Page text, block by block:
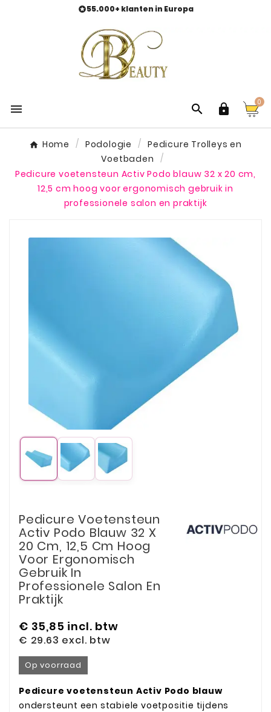
55.000+ klanten in Europa
   0
Home Podologie
Pedicure Trolleys en
Voetbaden
Pedicure voetensteun Activ Podo blauw 32 x 20 cm,
12,5 cm hoog voor ergonomisch gebruik in
professionele salon en praktijk
Pedicure Voetensteun
Activ Podo Blauw 32 X
20 Cm, 12,5 Cm Hoog
Voor Ergonomisch
Gebruik In
Professionele Salon En
Praktijk
€ 35,85 incl. btw
€ 29.63 excl. btw
Op voorraad
Pedicure voetensteun Activ Podo blauw
ondersteunt een stabiele voetpositie tijdens